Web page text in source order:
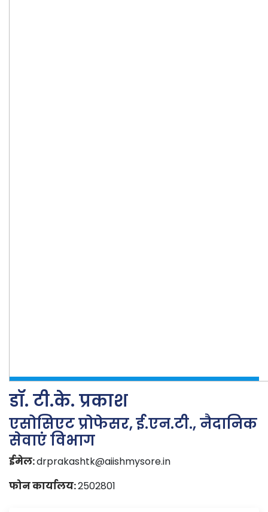
डॉ. टी.के. प्रकाश
एसोसिएट प्रोफेसर, ई.एन.टी., नैदानिक
सेवाएं विभाग
ईमेल:drprakashtk@aiishmysore.in
फोन कार्यालय:2502801